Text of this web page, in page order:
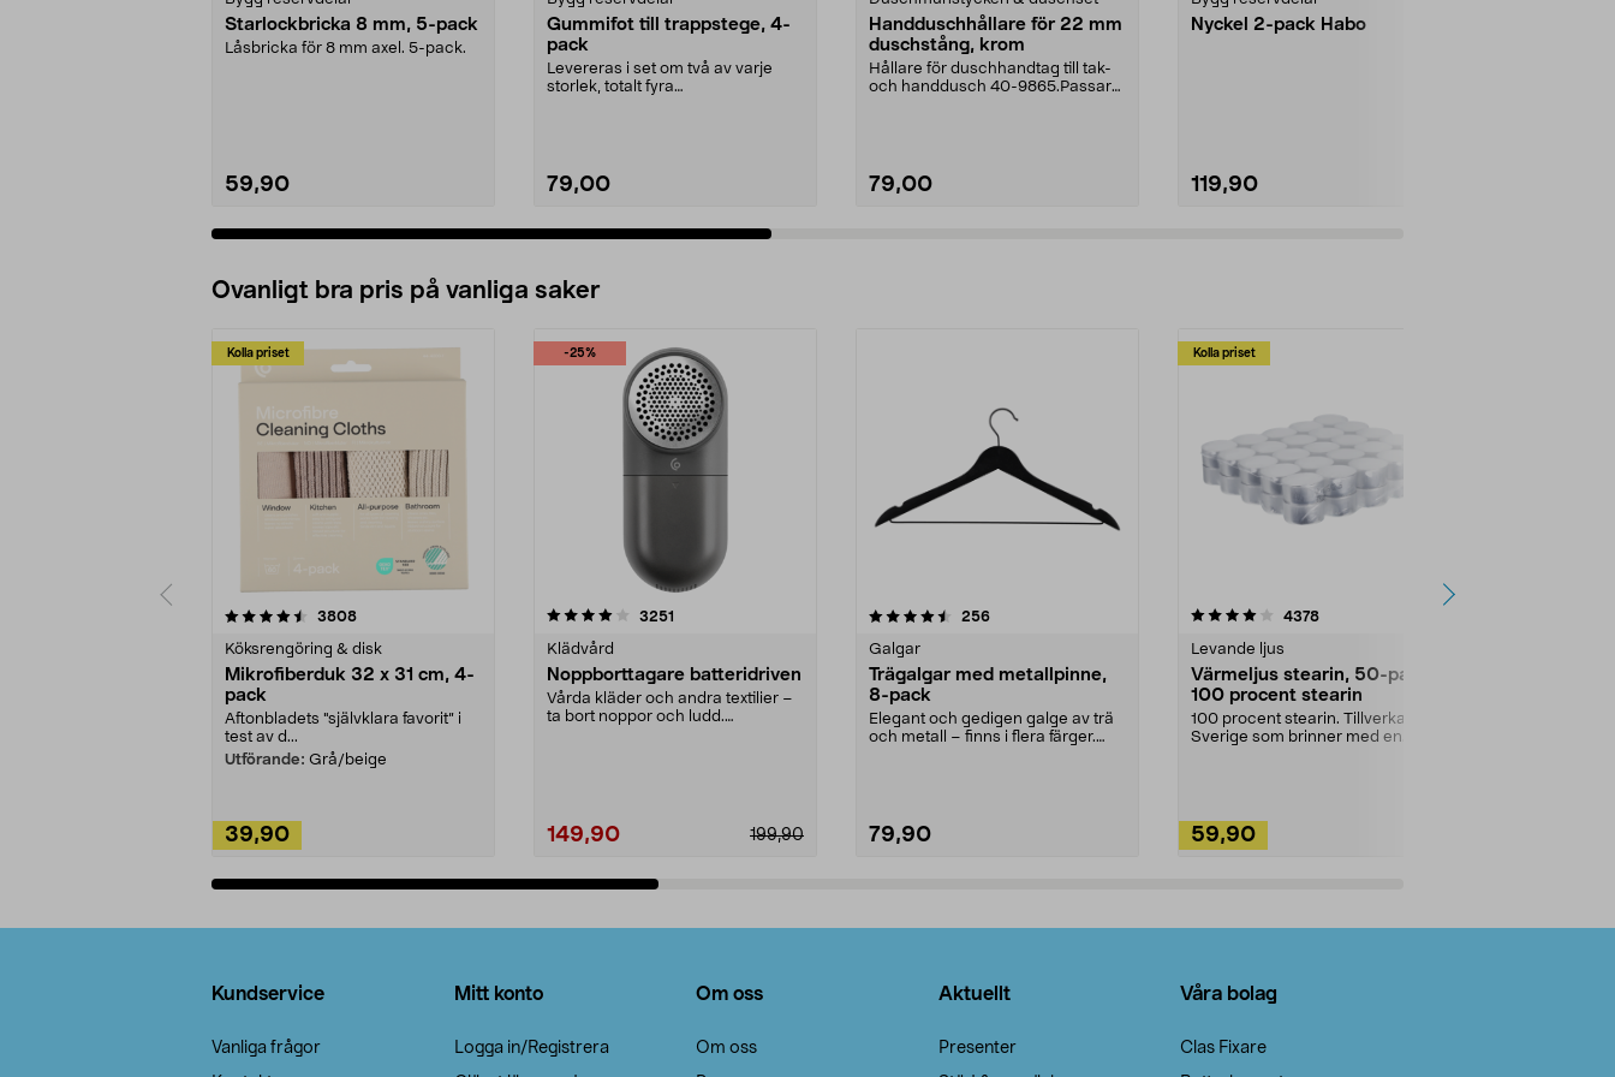
Starlockbricka 8 mm, 5-pack
Låsbricka för 8 mm axel. 5-pack.
59,90
Gummifot till trappstege, 4-
pack
Levereras i set om två av varje
storlek, totalt fyra
79,00
Handduschhållare för 22 mm
duschstång, krom
Hållare för duschhandtag till tak-
och handdusch 40-9865.Passar
79,00
Nyckel 2-pack Habo
119,90
Ovanligt bra pris på vanliga saker
Kolla priset
3808recensioner
Köksrengöring & disk
Mikrofiberduk 32 x 31 cm, 4-
pack
Aftonbladets "självklara favorit” i
test av d...
Utförande: Grå/beige
39,90
-25%
4.0av 5 stjärnor 3251
Klädvård
Noppborttagare batteridriven
Vårda kläder och andra textilier –
ta bort noppor och ludd.
199,90
149,90
4.5av 5 stjärnor 256recensioner
Galgar
Trägalgar med metallpinne,
8-pack
Elegant och gedigen galge av trä
och metall – finns i flera färger.
79,90
Kolla priset
4.0av 5 stjärnor 4378recensioner
Levande ljus
Värmeljus stearin, 50-pack,
100 procent stearin
100 procent stearin. Tillverkade i
Sverige som brinner med en
59,90
4.5av 5 stjärnor
Kundservice
Vanliga frågor
Mitt konto
Logga in/Registrera
Om oss
Om oss
Aktuellt
Presenter
Våra bolag
Clas Fixare